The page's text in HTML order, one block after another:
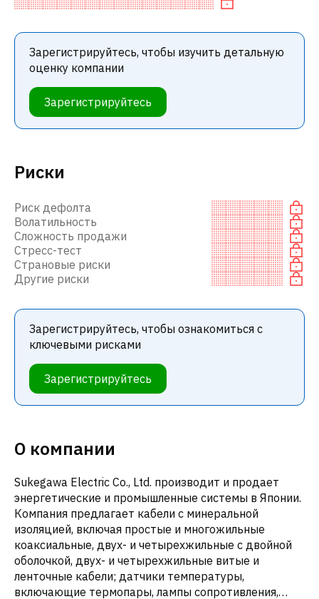
Риски
Риск дефолта
Волатильность
Сложность продажи
Стресс-тест
Страновые риски
Другие риски
Зарегистрируйтесь, чтобы ознакомиться с
ключевыми рисками
Зарегистрируйтесь
О компании
Sukegawa Electric Co., Ltd. производит и продает
энергетические и промышленные системы в Японии.
Компания предлагает кабели с минеральной
изоляцией, включая простые и многожильные
коаксиальные, двух- и четырехжильные с двойной
оболочкой, двух- и четырехжильные витые и
ленточные кабели; датчики температуры,
включающие термопары, лампы сопротивления,
компаниями. В частности, акция «дорогая» по P/
Зарегистрируйтесь, чтобы изучить детальную
оценку компании
Зарегистрируйтесь